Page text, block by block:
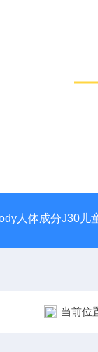
人体成分J30儿
当前位